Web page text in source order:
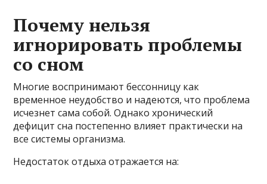
Почему нельзя
игнорировать проблемы
со сном
Многие воспринимают бессонницу как
временное неудобство и надеются, что проблема
исчезнет сама собой. Однако хронический
дефицит сна постепенно влияет практически на
все системы организма.
Недостаток отдыха отражается на: